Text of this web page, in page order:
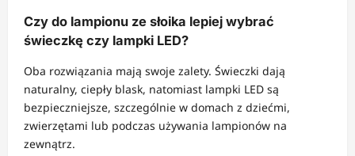
Czy do lampionu ze słoika lepiej wybrać
świeczkę czy lampki LED?
Oba rozwiązania mają swoje zalety. Świeczki dają
naturalny, ciepły blask, natomiast lampki LED są
bezpieczniejsze, szczególnie w domach z dziećmi,
zwierzętami lub podczas używania lampionów na
zewnątrz.